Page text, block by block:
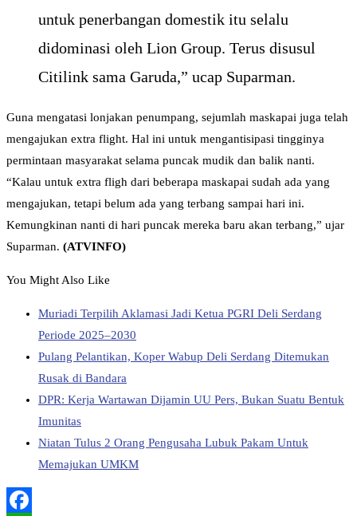
untuk penerbangan domestik itu selalu
didominasi oleh Lion Group. Terus disusul
Citilink sama Garuda,” ucap Suparman.
Guna mengatasi lonjakan penumpang, sejumlah maskapai juga telah
mengajukan extra flight. Hal ini untuk mengantisipasi tingginya
permintaan masyarakat selama puncak mudik dan balik nanti.
“Kalau untuk extra fligh dari beberapa maskapai sudah ada yang
mengajukan, tetapi belum ada yang terbang sampai hari ini.
Kemungkinan nanti di hari puncak mereka baru akan terbang,” ujar
Suparman. (ATVINFO)
You Might Also Like
Muriadi Terpilih Aklamasi Jadi Ketua PGRI Deli Serdang
Periode 2025–2030
Pulang Pelantikan, Koper Wabup Deli Serdang Ditemukan
Rusak di Bandara
DPR: Kerja Wartawan Dijamin UU Pers, Bukan Suatu Bentuk
Imunitas
Niatan Tulus 2 Orang Pengusaha Lubuk Pakam Untuk
Memajukan UMKM